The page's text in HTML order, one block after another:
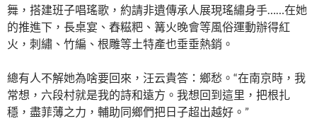
舞，搭建班子唱瑤歌，約請非遺傳承人展現瑤繡身手……在她
的推進下，長桌宴、舂糍粑、篝火晚會等風俗運動辦得紅
火，刺繡、竹編、根雕等土特產也垂垂熱銷。
總有人不解她為啥要回來，汪云貴答：鄉愁。“在南京時，我
常想，六段村就是我的詩和遠方。我想回到這里，把根扎
穩，盡菲薄之力，輔助同鄉們把日子超出越好。”